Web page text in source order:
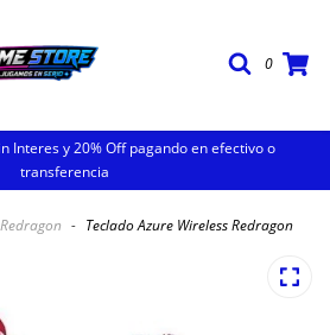
0
Interes y 20% Off pagando en efectivo o
transferencia
Redragon - Teclado Azure Wireless Redragon